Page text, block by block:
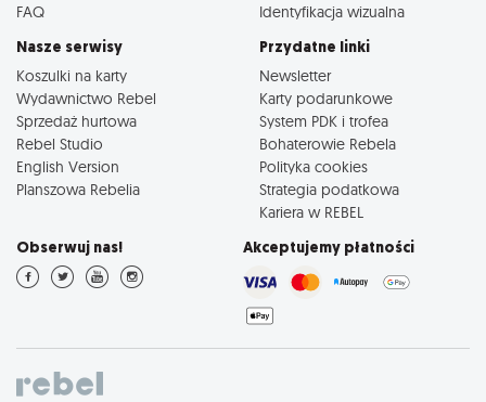
FAQ
Identyfikacja wizualna
Nasze serwisy
Koszulki na karty
Wydawnictwo Rebel
Sprzedaż hurtowa
Rebel Studio
English Version
Planszowa Rebelia
Przydatne linki
Newsletter
Karty podarunkowe
System PDK i trofea
Bohaterowie Rebela
Polityka cookies
Strategia podatkowa
Kariera w REBEL
Obserwuj nas! Akceptujemy płatności